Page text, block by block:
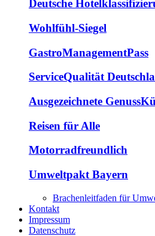
Deutsche
Wohlfühl-Siegel
GastroManagementPass
ServiceQualität
Ausgezeichnete
Reisen für Alle
Motorradfreundlich
Umweltpakt Bayern
Brachenleitfaden für
Kontakt
Impressum
Datenschutz